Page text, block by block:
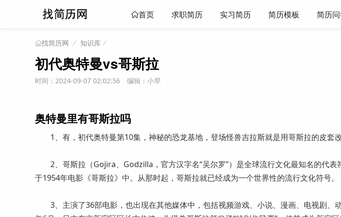
首页 求职简历 实习简历 简历模板 简历
找简历网 知识库
初代奥特曼vs哥斯拉
时间：2024-09-07 02:02:56 编辑：小早
奥特曼里有哥斯拉吗
1、有，初代奥特曼第10集，神秘的恐龙基地，登场怪兽吉拉斯就是用哥斯拉的皮套改
2、哥斯拉（Gojira、Godzilla，官方汉字名“吴尔罗”）是全球流行文化最知名的代表
于1954年电影《哥斯拉》中。从那时起，哥斯拉就已经成为一个世界性的流行文化符号。
3、主演了36部电影，也出现在其他媒体中，包括视频游戏、小说、漫画、电视剧、